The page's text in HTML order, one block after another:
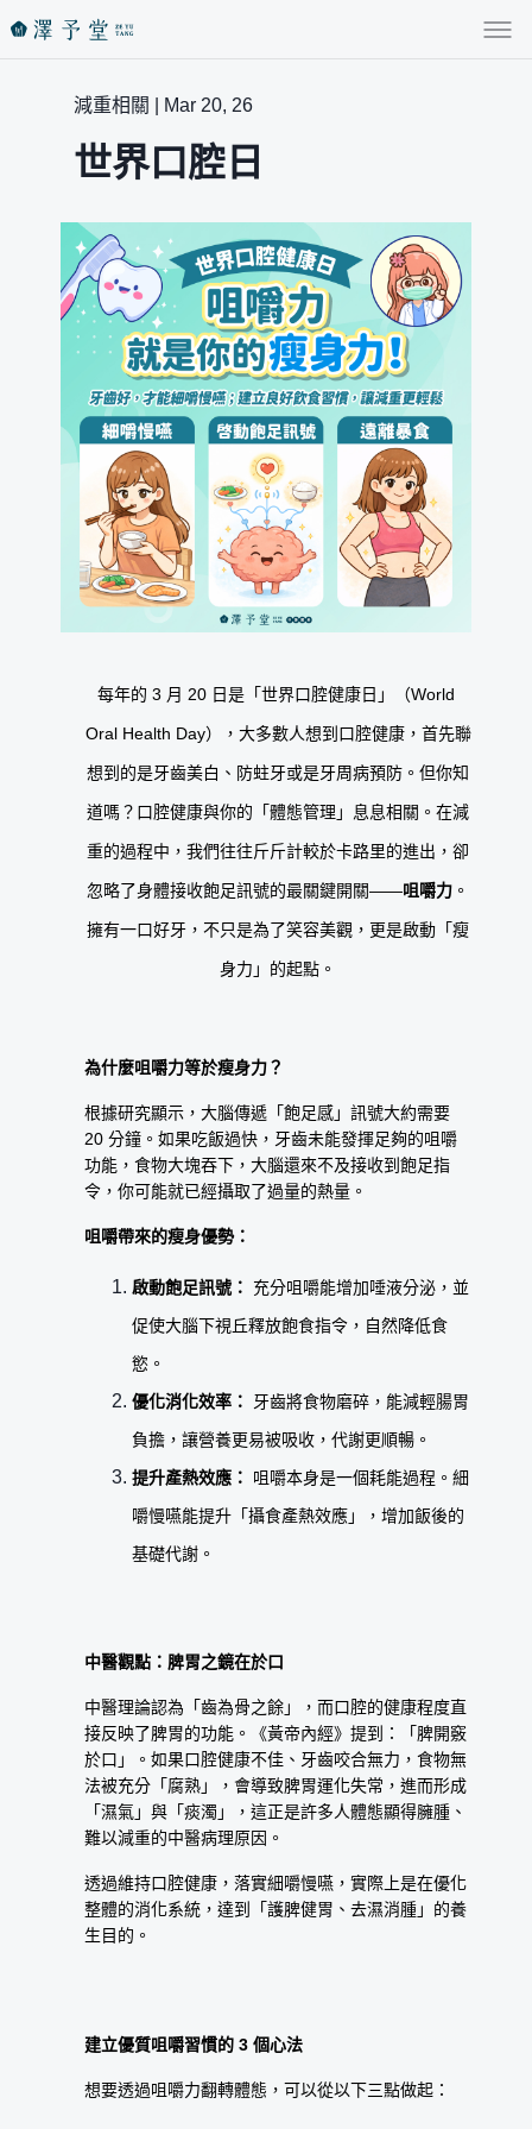
減重相關 | Mar 20, 26
世界口腔日
每年的 3 月 20 日是「世界口腔健康日」（World
Oral Health Day），大多數人想到口腔健康，首先聯
想到的是牙齒美白、防蛀牙或是牙周病預防。但你知
道嗎？口腔健康與你的「體態管理」息息相關。在減
重的過程中，我們往往斤斤計較於卡路里的進出，卻
忽略了身體接收飽足訊號的最關鍵開關——咀嚼力 。
擁有一口好牙，不只是為了笑容美觀，更是啟動「瘦
身力」的起點。
為什麼咀嚼力等於瘦身力？
根據研究顯示，大腦傳遞「飽足感」訊號大約需要
20 分鐘。如果吃飯過快，牙齒未能發揮足夠的咀嚼
功能，食物大塊吞下，大腦還來不及接收到飽足指
令，你可能就已經攝取了過量的熱量。
咀嚼帶來的瘦身優勢：
啟動飽足訊號：
充分咀嚼能增加唾液分泌，並
促使大腦下視丘釋放飽食指令，自然降低食
慾。
優化消化效率：
牙齒將食物磨碎，能減輕腸胃
負擔，讓營養更易被吸收，代謝更順暢。
提升產熱效應：
咀嚼本身是一個耗能過程。細
嚼慢嚥能提升「攝食產熱效應」，增加飯後的
基礎代謝。
中醫觀點：脾胃之鏡在於口
中醫理論認為「齒為骨之餘」，而口腔的健康程度直
接反映了脾胃的功能。《黃帝內經》提到：「脾開竅
於口」。如果口腔健康不佳、牙齒咬合無力，食物無
法被充分「腐熟」，會導致脾胃運化失常，進而形成
「濕氣」與「痰濁」，這正是許多人體態顯得臃腫、
難以減重的中醫病理原因。
透過維持口腔健康，落實細嚼慢嚥，實際上是在優化
整體的消化系統，達到「護脾健胃、去濕消腫」的養
生目的。
建立優質咀嚼習慣的 3 個心法
想要透過咀嚼力翻轉體態，可以從以下三點做起：